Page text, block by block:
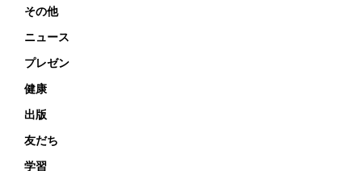
その他
ニュース
プレゼン
健康
出版
友だち
学習